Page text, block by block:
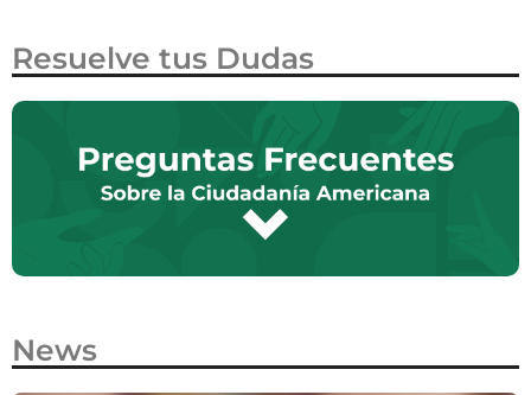
Resuelve tus Dudas
News